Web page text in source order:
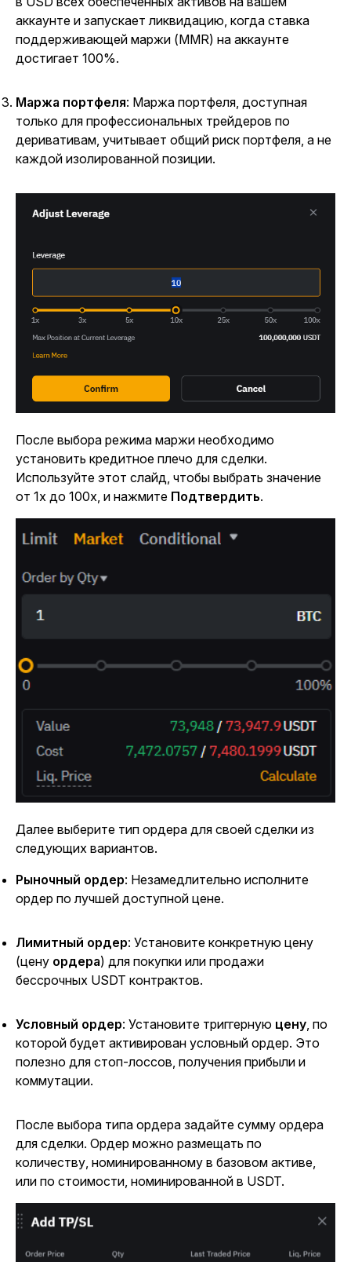
аккаунте и запускает ликвидацию, когда ставка
поддерживающей маржи (MMR) на аккаунте
достигает 100%.
Маржа портфеля: Маржа портфеля, доступная
только для профессиональных трейдеров по
деривативам, учитывает общий риск портфеля, а не
каждой изолированной позиции.
После выбора режима маржи необходимо
установить кредитное плечо для сделки.
Используйте этот слайд, чтобы выбрать значение
от 1x до 100x, и нажмите Подтвердить.
Далее выберите тип ордера для своей сделки из
следующих вариантов.
Рыночный ордер: Незамедлительно исполните
ордер по лучшей доступной цене.
Лимитный ордер: Установите конкретную цену
(цену ордера) для покупки или продажи
бессрочных USDT контрактов.
Условный ордер: Установите триггерную цену, по
которой будет активирован условный ордер. Это
полезно для стоп-лоссов, получения прибыли и
коммутации.
После выбора типа ордера задайте сумму ордера
для сделки. Ордер можно размещать по
количеству, номинированному в базовом активе,
или по стоимости, номинированной в USDT.